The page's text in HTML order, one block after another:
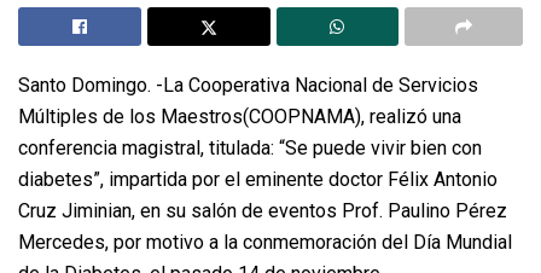
Santo Domingo. -La Cooperativa Nacional de Servicios
Múltiples de los Maestros(COOPNAMA), realizó una
conferencia magistral, titulada: “Se puede vivir bien con
diabetes”, impartida por el eminente doctor Félix Antonio
Cruz Jiminian, en su salón de eventos Prof. Paulino Pérez
Mercedes, por motivo a la conmemoración del Día Mundial